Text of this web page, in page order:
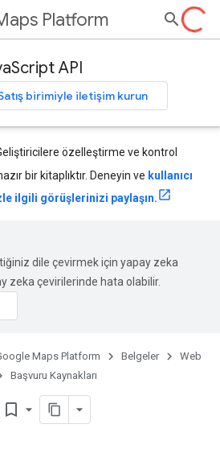
Platform
API
birimiyle iletişim kurun
özelleştirme ve kontrol
bir kitaplıktır. Deneyin ve kullanıcı
ilgili görüşlerinizi paylaşın.
dile çevirmek için yapay zeka
zeka çevirilerinde hata olabilir.
Maps Platform Belgeler
Web
Başvuru Kaynakları
bookmark_border